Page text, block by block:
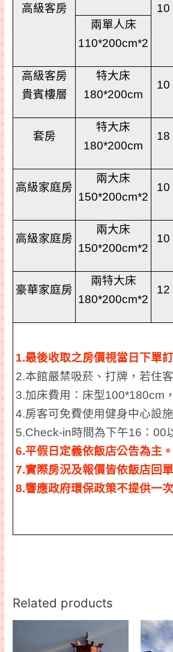
高級客房
10
兩單人床
110*200cm*2
高級客房
貴賓樓層
特大床
180*200cm
10
套房
特大床
180*200cm
18
高級家庭房
兩大床
150*200cm*2
10
高級家庭房
兩大床
150*200cm*2
10
豪華家庭房
兩特大床
180*200cm*2
12
1.最後收取之房價視當日下單
2.本館嚴禁吸菸、打牌，若住
3.加床費用：床型100*180cm ，
4.房客可免費使用健身中心設
5.Check-in時間為下午16 ： 00
6.平假日定義依飯店公告為主。
7.實際房況及報價皆依飯店回
8.響應政府環保政策不提供一
Related products